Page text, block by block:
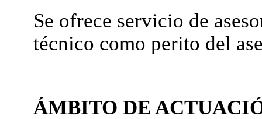
Se ofrece servicio de
técnico como perito del
ÁMBITO DE